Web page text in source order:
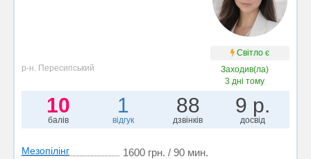
Світло є
р-н. Пересипський
Заходив(ла)
3 дні тому
10
балів
1
відгук
88
дзвінків
9 р.
досвід
Мезопілінг 1600 грн. / 90 мин.